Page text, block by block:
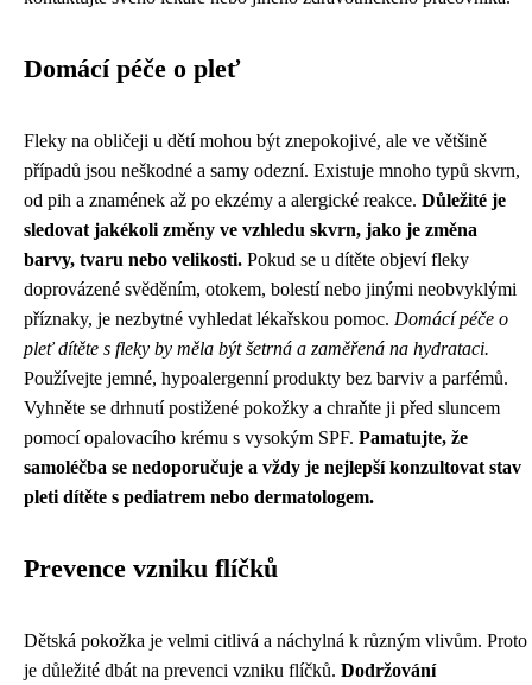
Domácí péče o pleť
Fleky na obličeji u dětí mohou být znepokojivé, ale ve většině
případů jsou neškodné a samy odezní. Existuje mnoho typů skvrn,
od pih a znamének až po ekzémy a alergické reakce. Důležité je
sledovat jakékoli změny ve vzhledu skvrn, jako je změna
barvy, tvaru nebo velikosti. Pokud se u dítěte objeví fleky
doprovázené svěděním, otokem, bolestí nebo jinými neobvyklými
příznaky, je nezbytné vyhledat lékařskou pomoc. Domácí péče o
pleť dítěte s fleky by měla být šetrná a zaměřená na hydrataci.
Používejte jemné, hypoalergenní produkty bez barviv a parfémů.
Vyhněte se drhnutí postižené pokožky a chraňte ji před sluncem
pomocí opalovacího krému s vysokým SPF. Pamatujte, že
samoléčba se nedoporučuje a vždy je nejlepší konzultovat stav
pleti dítěte s pediatrem nebo dermatologem.
Prevence vzniku flíčků
Dětská pokožka je velmi citlivá a náchylná k různým vlivům. Proto
je důležité dbát na prevenci vzniku flíčků. Dodržování